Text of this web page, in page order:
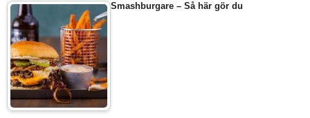
Smashburgare – Så här gör du